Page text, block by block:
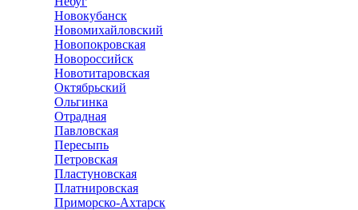
Новокубанск
Новомихайловский
Новопокровская
Новороссийск
Новотитаровская
Октябрьский
Ольгинка
Отрадная
Павловская
Пересыпь
Петровская
Пластуновская
Платнировская
Приморско-Ахтарск